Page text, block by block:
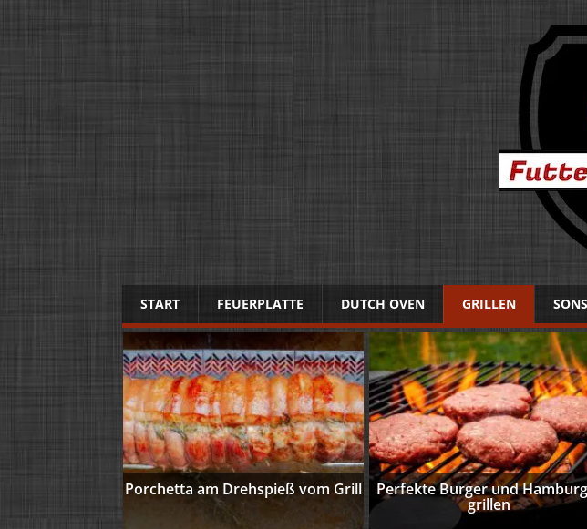
START FEUERPLATTE DUTCH OVEN GRILLEN
Porchetta am Drehspieß vom Grill Perfekte Burger und
grillen